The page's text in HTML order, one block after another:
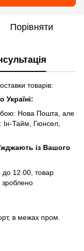
Порівняти
товарів:
Нова Пошта, але
Ін-Тайм, Гюнсел,
із Вашого
12.00, товар
зроблено
в межах пром.